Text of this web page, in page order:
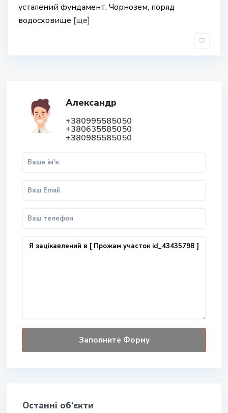
усталений фундамент. Чорнозем, поряд
водосховище [ще]
Александр
+380995585050
+380635585050
+380985585050
Останні об’єкти